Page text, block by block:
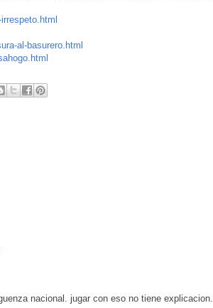
al-basurero.html
nacional. jugar con eso no tiene explicacion.